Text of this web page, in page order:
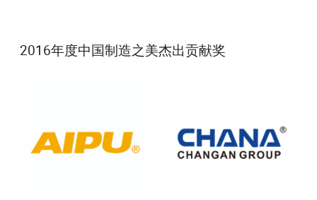
2016年度中国制造之美杰出贡献奖